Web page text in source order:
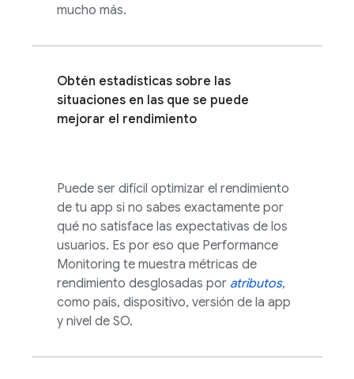
mucho más.
Obtén estadísticas sobre las
situaciones en las que se puede
mejorar el rendimiento
Puede ser difícil optimizar el rendimiento
de tu app si no sabes exactamente por
qué no satisface las expectativas de los
usuarios. Es por eso que Performance
Monitoring te muestra métricas de
rendimiento desglosadas por atributos,
como país, dispositivo, versión de la app
y nivel de SO.